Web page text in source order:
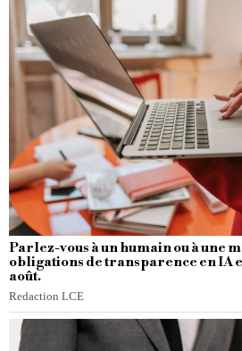
Parlez-vous à un humain ou à une
obligations de transparence en IA
août.
Redaction LCE